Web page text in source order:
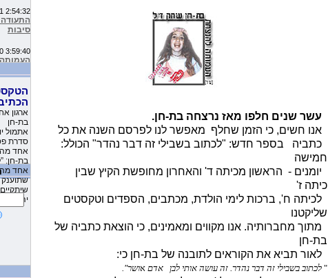
התעודה
סיבות
מיליון
ליהיא
10:11:40 PM 11/26/2010
שקבלו
1:23:51 AM 11/17/2010
12:23:13 AM 7/25/2010
מידע
9:42:33 AM 6/19/2010
ארגון
בת-חן
סדרת
אחד
בת-חן:
אחד
יהודה
עשר שנים חלפו מאז נרצחה בת-חן.
אנו חשים, כי הזמן שחלף מאפשר לנו לפרסם השנה את כל
כתביה בספר חדש: "לכתוב בשבילי זה דבר נהדר" הכולל:
חמישה
יומנים - הראשון מכיתה ד' והאחרון מחופשת הקיץ שבין
כיתה ז'
לכיתה ח', ברכות לימי הולדת, מכתבים, הספדים וטקסטים
שליקטנו
מתוך מחברותיה. אנו מקווים ומאמינים, כי הוצאת כתביה של
בת-חן
לאור תביא את הקוראים לתובנה של בת-חן כי:
" לכתוב בשבילי זה דבר נהדר. זה עושה אותי לבן אדם אושר".